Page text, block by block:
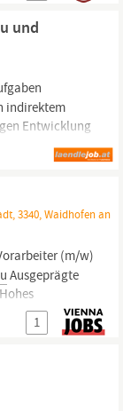
und
indirektem
Entwicklung
3340, Waidhofen an
(m/w)
Ausgeprägte
1